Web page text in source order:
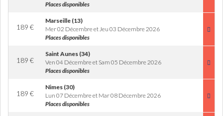
Places disponibles
189 €
Marseille (13)
Mer 02 Décembre et Jeu 03 Décembre 2026
Places disponibles
189 €
Saint Aunes (34)
Ven 04 Décembre et Sam 05 Décembre 2026
Places disponibles
189 €
Nimes (30)
Lun 07 Décembre et Mar 08 Décembre 2026
Places disponibles